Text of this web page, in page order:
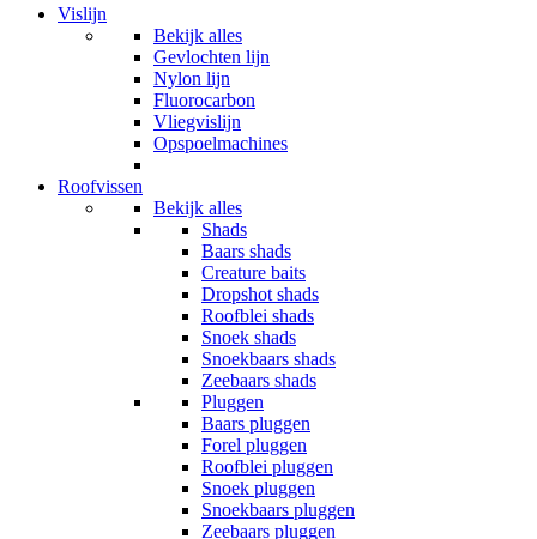
Vislijn
Bekijk alles
Gevlochten lijn
Nylon lijn
Fluorocarbon
Vliegvislijn
Opspoelmachines
Roofvissen
Bekijk alles
Shads
Baars shads
Creature baits
Dropshot shads
Roofblei shads
Snoek shads
Snoekbaars shads
Zeebaars shads
Pluggen
Baars pluggen
Forel pluggen
Roofblei pluggen
Snoek pluggen
Snoekbaars pluggen
Zeebaars pluggen